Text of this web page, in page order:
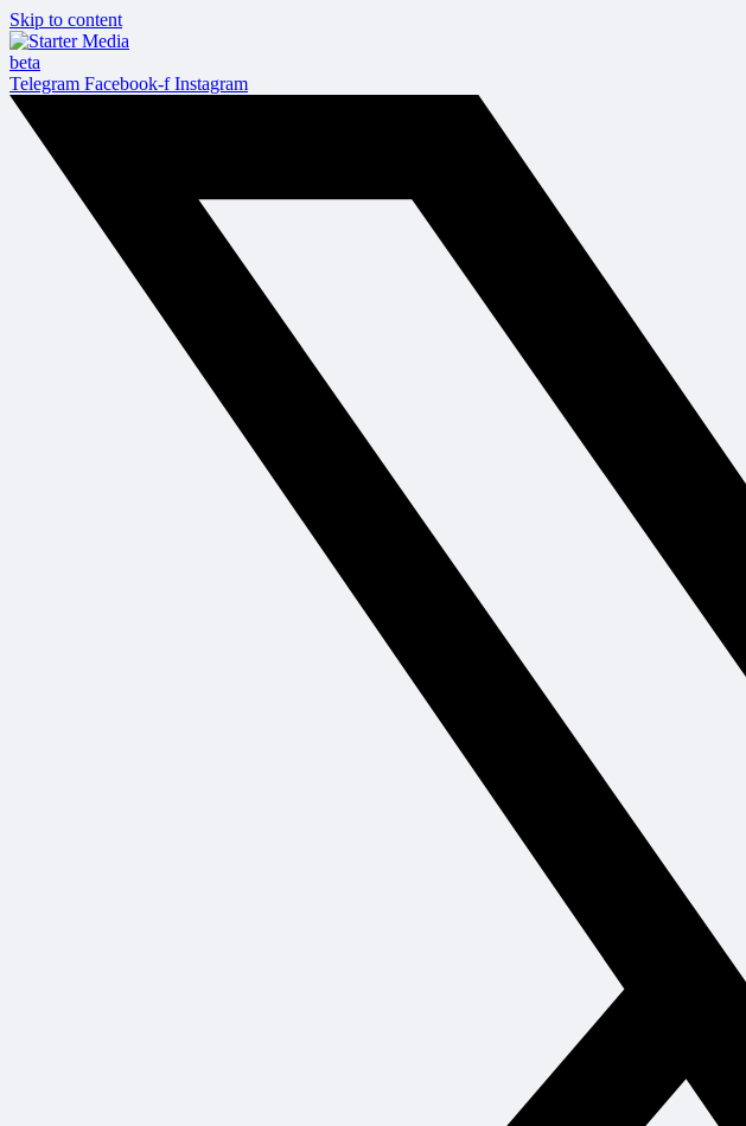
Skip to content
beta
Telegram Facebook-f Instagram